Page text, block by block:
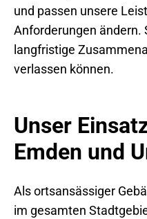
und passen unsere
Anforderungen ändern.
langfristige
verlassen können.
Unser
Emden und
Als ortsansässiger
im gesamten